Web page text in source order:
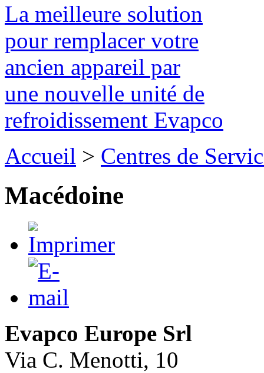
La meilleure solution
pour remplacer votre
ancien appareil par
une nouvelle unité de
refroidissement Evapco
Accueil > Centres de
Macédoine
Evapco Europe Srl
Via C. Menotti, 10